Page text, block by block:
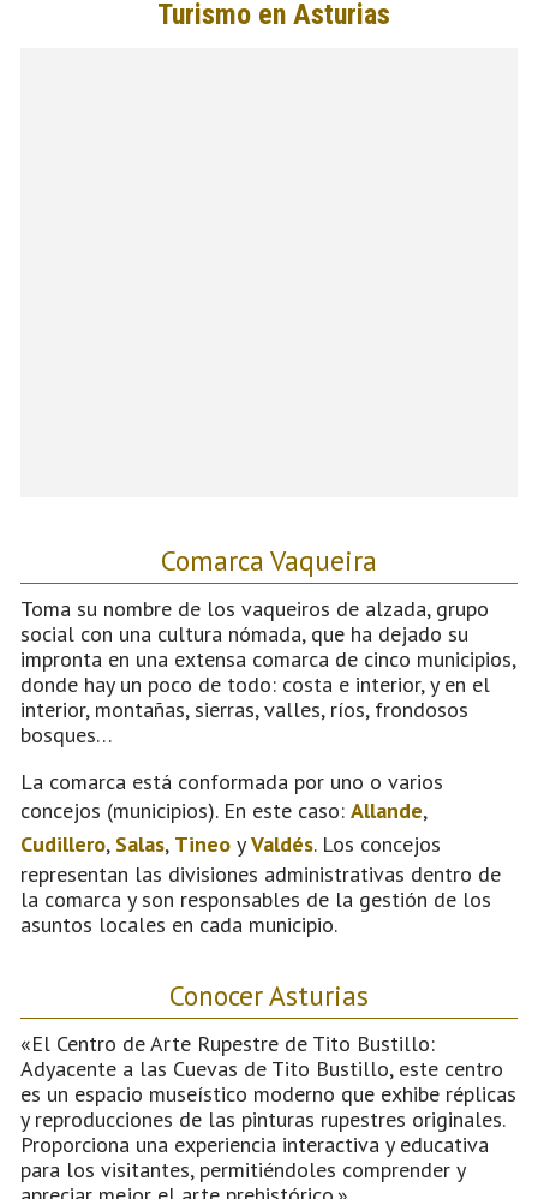
Comarca Vaqueira
Toma su nombre de los vaqueiros de alzada, grupo
social con una cultura nómada, que ha dejado su
impronta en una extensa comarca de cinco municipios,
donde hay un poco de todo: costa e interior, y en el
interior, montañas, sierras, valles, ríos, frondosos
bosques…
La comarca está conformada por uno o varios
concejos (municipios). En este caso: Allande,
Cudillero, Salas, Tineo yValdés. Los concejos
representan las divisiones administrativas dentro de
la comarca y son responsables de la gestión de los
asuntos locales en cada municipio.
Conocer Asturias
«El Centro de Arte Rupestre de Tito Bustillo:
Adyacente a las Cuevas de Tito Bustillo, este centro
es un espacio museístico moderno que exhibe réplicas
y reproducciones de las pinturas rupestres originales.
Proporciona una experiencia interactiva y educativa
para los visitantes, permitiéndoles comprender y